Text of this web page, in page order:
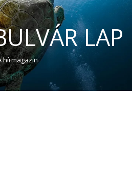
LAP
hírmagazin